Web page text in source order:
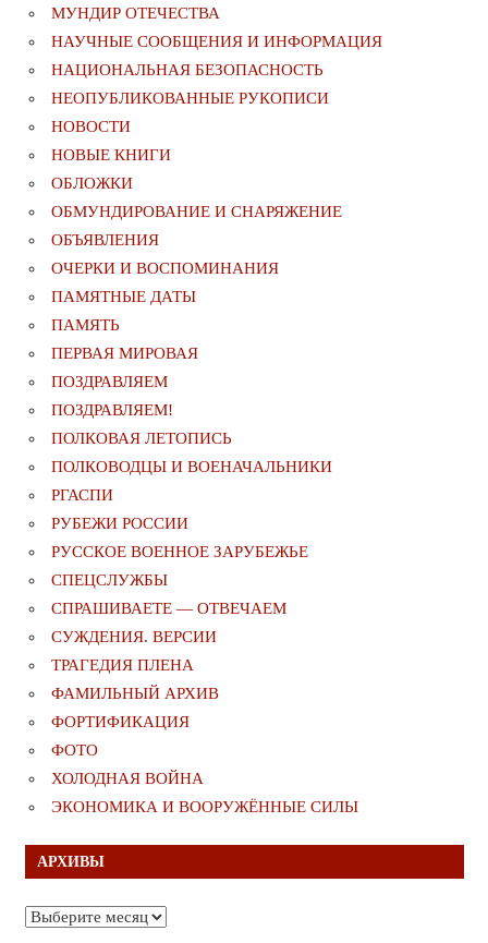
МУНДИР ОТЕЧЕСТВА
НАУЧНЫЕ СООБЩЕНИЯ И ИНФОРМАЦИЯ
НАЦИОНАЛЬНАЯ БЕЗОПАСНОСТЬ
НЕОПУБЛИКОВАННЫЕ РУКОПИСИ
НОВОСТИ
НОВЫЕ КНИГИ
ОБЛОЖКИ
ОБМУНДИРОВАНИЕ И СНАРЯЖЕНИЕ
ОБЪЯВЛЕНИЯ
ОЧЕРКИ И ВОСПОМИНАНИЯ
ПАМЯТНЫЕ ДАТЫ
ПАМЯТЬ
ПЕРВАЯ МИРОВАЯ
ПОЗДРАВЛЯЕМ
ПОЗДРАВЛЯЕМ!
ПОЛКОВАЯ ЛЕТОПИСЬ
ПОЛКОВОДЦЫ И ВОЕНАЧАЛЬНИКИ
РГАСПИ
РУБЕЖИ РОССИИ
РУССКОЕ ВОЕННОЕ ЗАРУБЕЖЬЕ
СПЕЦСЛУЖБЫ
СПРАШИВАЕТЕ — ОТВЕЧАЕМ
СУЖДЕНИЯ. ВЕРСИИ
ТРАГЕДИЯ ПЛЕНА
ФАМИЛЬНЫЙ АРХИВ
ФОРТИФИКАЦИЯ
ФОТО
ХОЛОДНАЯ ВОЙНА
ЭКОНОМИКА И ВООРУЖЁННЫЕ СИЛЫ
АРХИВЫ
Архивы